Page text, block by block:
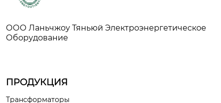
ООО Ланьчжоу Тяньюй Электроэнергетическое
Оборудование
ПРОДУКЦИЯ
Трансформаторы